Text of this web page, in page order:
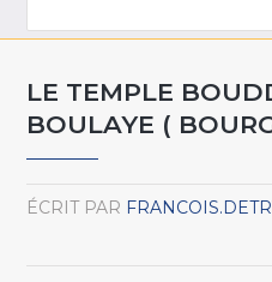
LE TEMPLE
BOULAYE (
ÉCRIT PAR